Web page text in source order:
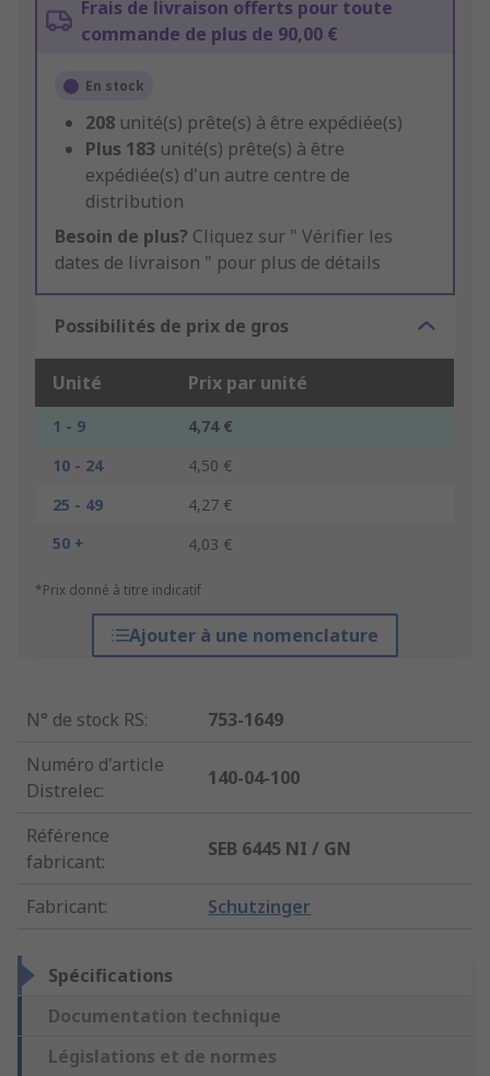
Frais de livraison offerts pour toute
commande de plus de 90,00 €
En stock
208 unité(s) prête(s) à être expédiée(s)
Plus 183 unité(s) prête(s) à être
expédiée(s) d'un autre centre de
distribution
Besoin de plus? Cliquez sur " Vérifier les
dates de livraison " pour plus de détails
Possibilités de prix de gros
Unité Prix par unité
1 - 9
4,74 €
10 - 24
4,50 €
25 - 49
4,27 €
50 +
4,03 €
*Prix donné à titre indicatif
Ajouter à une nomenclature
N° de stock RS:
753-1649
Numéro d'article
Distrelec:
140-04-100
Référence
fabricant:
SEB 6445 NI / GN
Fabricant: Schutzinger
Spécifications
Documentation technique
Législations et de normes